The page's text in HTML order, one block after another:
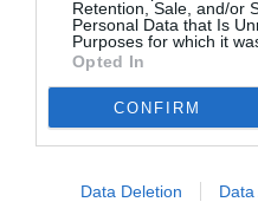
Retention, Sale, and/or
Personal Data that Is
Purposes for which it
Opted In
CONFIRM
Data Deletion Data
des désherbants à base
LAISSER UN